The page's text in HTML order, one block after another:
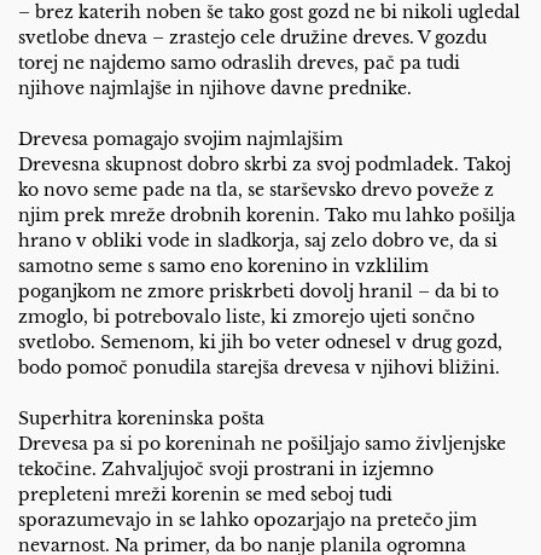
– brez katerih noben še tako gost gozd ne bi nikoli ugledal
svetlobe dneva – zrastejo cele družine dreves. V gozdu
torej ne najdemo samo odraslih dreves, pač pa tudi
njihove najmlajše in njihove davne prednike.
Drevesa pomagajo svojim najmlajšim
Drevesna skupnost dobro skrbi za svoj podmladek. Takoj
ko novo seme pade na tla, se starševsko drevo poveže z
njim prek mreže drobnih korenin. Tako mu lahko pošilja
hrano v obliki vode in sladkorja, saj zelo dobro ve, da si
samotno seme s samo eno korenino in vzklilim
poganjkom ne zmore priskrbeti dovolj hranil – da bi to
zmoglo, bi potrebovalo liste, ki zmorejo ujeti sončno
svetlobo. Semenom, ki jih bo veter odnesel v drug gozd,
bodo pomoč ponudila starejša drevesa v njihovi bližini.
Superhitra koreninska pošta
Drevesa pa si po koreninah ne pošiljajo samo življenjske
tekočine. Zahvaljujoč svoji prostrani in izjemno
prepleteni mreži korenin se med seboj tudi
sporazumevajo in se lahko opozarjajo na pretečo jim
nevarnost. Na primer, da bo nanje planila ogromna